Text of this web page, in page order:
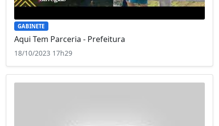
GABINETE
Aqui Tem Parceria - Prefeitura
18/10/2023 17h29